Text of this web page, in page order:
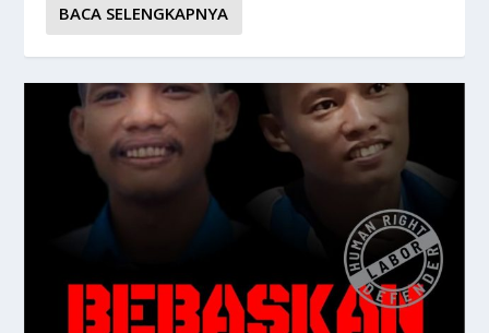
BACA SELENGKAPNYA